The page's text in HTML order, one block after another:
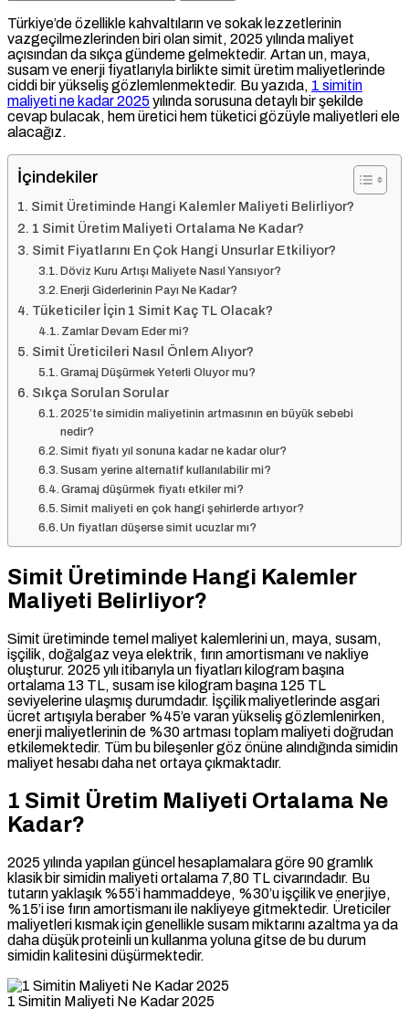
Türkiye’de özellikle kahvaltıların ve sokak lezzetlerinin
vazgeçilmezlerinden biri olan simit, 2025 yılında maliyet
açısından da sıkça gündeme gelmektedir. Artan un, maya,
susam ve enerji fiyatlarıyla birlikte simit üretim maliyetlerinde
ciddi bir yükseliş gözlemlenmektedir. Bu yazıda, 1 simitin
maliyeti ne kadar 2025 yılında sorusuna detaylı bir şekilde
cevap bulacak, hem üretici hem tüketici gözüyle maliyetleri ele
alacağız.
İçindekiler
Simit Üretiminde Hangi Kalemler Maliyeti Belirliyor?
1 Simit Üretim Maliyeti Ortalama Ne Kadar?
Simit Fiyatlarını En Çok Hangi Unsurlar Etkiliyor?
Döviz Kuru Artışı Maliyete Nasıl Yansıyor?
Enerji Giderlerinin Payı Ne Kadar?
Tüketiciler İçin 1 Simit Kaç TL Olacak?
Zamlar Devam Eder mi?
Simit Üreticileri Nasıl Önlem Alıyor?
Gramaj Düşürmek Yeterli Oluyor mu?
Sıkça Sorulan Sorular
2025’te simidin maliyetinin artmasının en büyük sebebi
nedir?
Simit fiyatı yıl sonuna kadar ne kadar olur?
Susam yerine alternatif kullanılabilir mi?
Gramaj düşürmek fiyatı etkiler mi?
Simit maliyeti en çok hangi şehirlerde artıyor?
Un fiyatları düşerse simit ucuzlar mı?
Simit Üretiminde Hangi Kalemler
Maliyeti Belirliyor?
Simit üretiminde temel maliyet kalemlerini un, maya, susam,
işçilik, doğalgaz veya elektrik, fırın amortismanı ve nakliye
oluşturur. 2025 yılı itibarıyla un fiyatları kilogram başına
ortalama 13 TL, susam ise kilogram başına 125 TL
seviyelerine ulaşmış durumdadır. İşçilik maliyetlerinde asgari
ücret artışıyla beraber %45’e varan yükseliş gözlemlenirken,
enerji maliyetlerinin de %30 artması toplam maliyeti doğrudan
etkilemektedir. Tüm bu bileşenler göz önüne alındığında simidin
maliyet hesabı daha net ortaya çıkmaktadır.
1 Simit Üretim Maliyeti Ortalama Ne
Kadar?
2025 yılında yapılan güncel hesaplamalara göre 90 gramlık
klasik bir simidin maliyeti ortalama 7,80 TL civarındadır. Bu
tutarın yaklaşık %55’i hammaddeye, %30’u işçilik ve enerjiye,
%15’i ise fırın amortismanı ile nakliyeye gitmektedir. Üreticiler
maliyetleri kısmak için genellikle susam miktarını azaltma ya da
daha düşük proteinli un kullanma yoluna gitse de bu durum
simidin kalitesini düşürmektedir.
1 Simitin Maliyeti Ne Kadar 2025